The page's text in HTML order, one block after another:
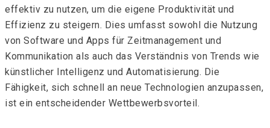
effektiv zu nutzen, um die eigene Produktivität und
Effizienz zu steigern. Dies umfasst sowohl die Nutzung
von Software und Apps für Zeitmanagement und
Kommunikation als auch das Verständnis von Trends wie
künstlicher Intelligenz und Automatisierung. Die
Fähigkeit, sich schnell an neue Technologien anzupassen,
ist ein entscheidender Wettbewerbsvorteil.